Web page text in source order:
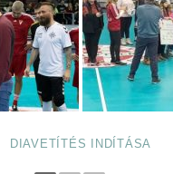
DIAVETÍTÉS INDÍTÁSA